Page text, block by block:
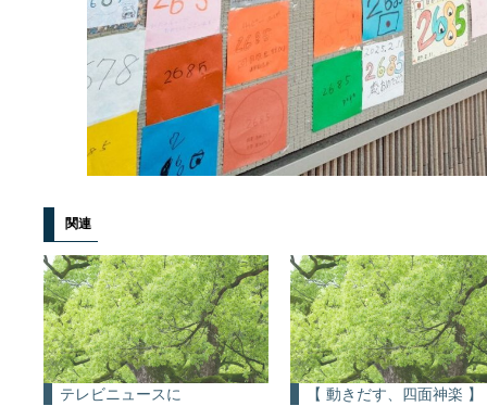
関連
テレビニュースに
【 動きだす、四面神楽 】